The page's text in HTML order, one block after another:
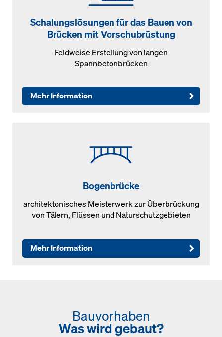
Schalungslösungen für das Bauen von
Brücken mit Vorschubrüstung
Feldweise Erstellung von langen
Spannbetonbrücken
Mehr Information
Bogenbrücke
architektonisches Meisterwerk zur Überbrückung
von Tälern, Flüssen und Naturschutzgebieten
Mehr Information
Bauvorhaben
Was wird gebaut?